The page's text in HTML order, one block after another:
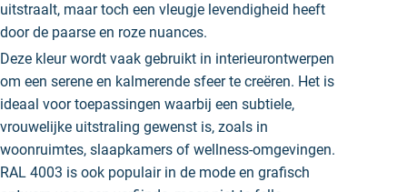
uitstraalt, maar toch een vleugje levendigheid heeft
door de paarse en roze nuances.
Deze kleur wordt vaak gebruikt in interieurontwerpen
om een serene en kalmerende sfeer te creëren. Het is
ideaal voor toepassingen waarbij een subtiele,
vrouwelijke uitstraling gewenst is, zoals in
woonruimtes, slaapkamers of wellness-omgevingen.
RAL 4003 is ook populair in de mode en grafisch